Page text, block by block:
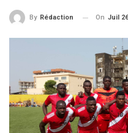
By Rédaction On Juil